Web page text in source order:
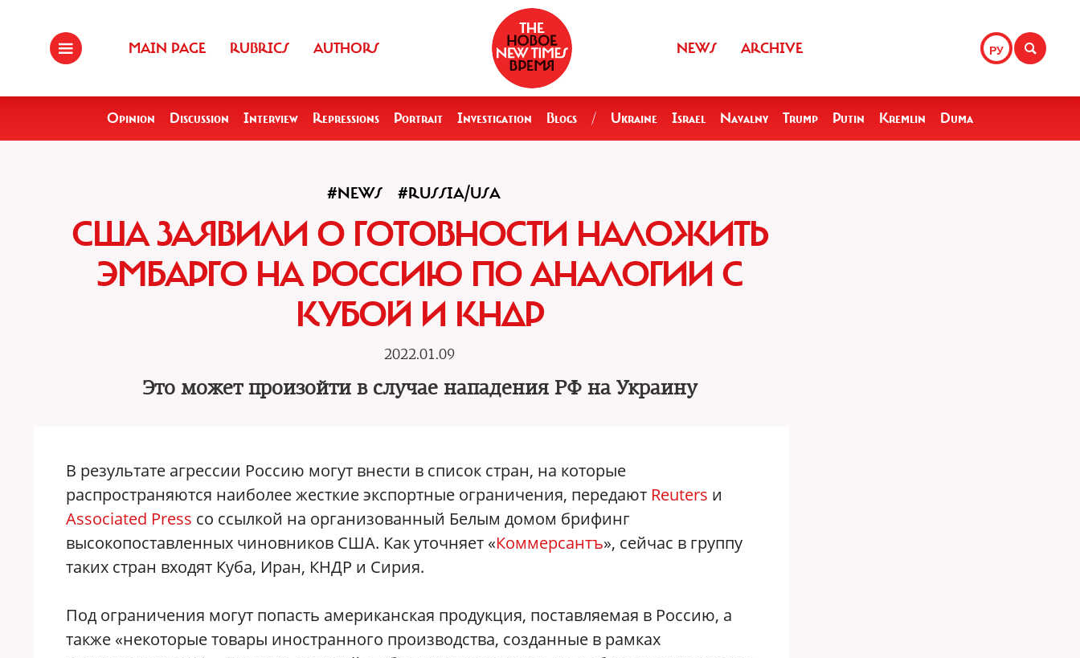
MAIN PAGE RUBRICS AUTHORS РУ
NEWS ARCHIVE
Opinion Discussion Interview Repressions Portrait Investigation Blogs / Ukraine Israel Navalny Trump Putin Kremlin Duma
#NEWS #RUSSIA/USA
США ЗАЯВИЛИ О ГОТОВНОСТИ НАЛОЖИТЬ
ЭМБАРГО НА РОССИЮ ПО АНАЛОГИИ С
КУБОЙ И КНДР
2022.01.09
Это может произойти в случае нападения РФ на Украину
В результате агрессии Россию могут внести в список стран, на которые
распространяются наиболее жесткие экспортные ограничения, передают Reuters и
Associated Press со ссылкой на организованный Белым домом брифинг
высокопоставленных чиновников США. Как уточняет «Коммерсантъ», сейчас в группу
таких стран входят Куба, Иран, КНДР и Сирия.
Под ограничения могут попасть американская продукция, поставляемая в Россию, а
также «некоторые товары иностранного производства, созданные в рамках